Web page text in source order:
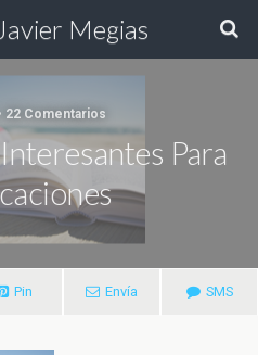
Megias
22 Comentarios
Para
Pin Envía SMS